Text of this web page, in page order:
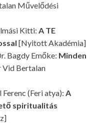
Művelődési
Kitti: A TE
[Nyitott Akadémia]
Bagdy Emőke: Minden
Bertalan
(Feri atya): A
spiritualitás